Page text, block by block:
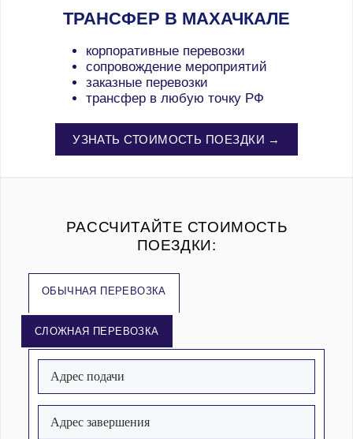
ТРАНСФЕР В МАХАЧКАЛЕ
корпоративные перевозки
сопровождение мероприятий
заказные перевозки
трансфер в любую точку РФ
УЗНАТЬ СТОИМОСТЬ ПОЕЗДКИ →
РАССЧИТАЙТЕ СТОИМОСТЬ
ПОЕЗДКИ:
ОБЫЧНАЯ ПЕРЕВОЗКА
СЛОЖНАЯ ПЕРЕВОЗКА